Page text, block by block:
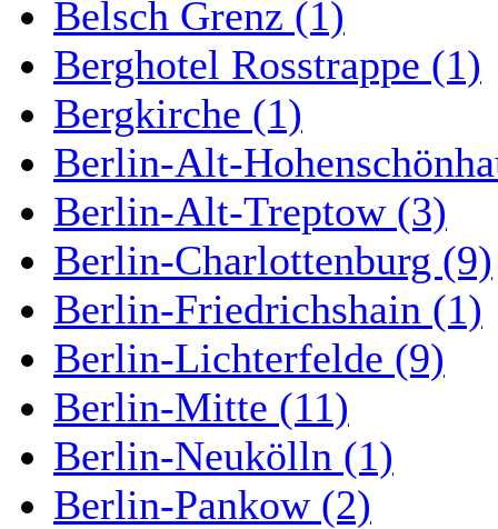
Belsch Grenz (1)
Berghotel Rosstrappe (1)
Bergkirche (1)
Berlin-Alt-
Berlin-Alt-Treptow (3)
Berlin-Charlottenburg (9)
Berlin-Friedrichshain (1)
Berlin-Lichterfelde (9)
Berlin-Mitte (11)
Berlin-Neukölln (1)
Berlin-Pankow (2)